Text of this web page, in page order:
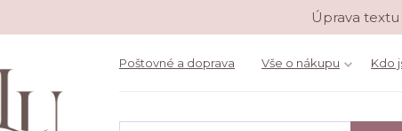
Úprava
Poštovné a doprava Vše o nákupu Kdo